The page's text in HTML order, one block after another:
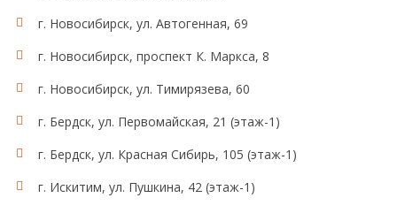
г. Новосибирск, ул. Автогенная, 69
г. Новосибирск, проспект К. Маркса, 8
г. Новосибирск, ул. Тимирязева, 60
г. Бердск, ул. Первомайская, 21 (этаж-1)
г. Бердск, ул. Красная Сибирь, 105 (этаж-1)
г. Искитим, ул. Пушкина, 42 (этаж-1)